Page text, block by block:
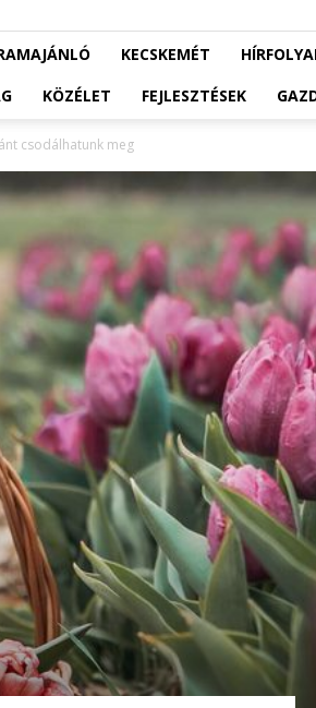
KECSKEMÉT
KÖZÉLET FEJLESZTÉSEK
csodálhatunk meg